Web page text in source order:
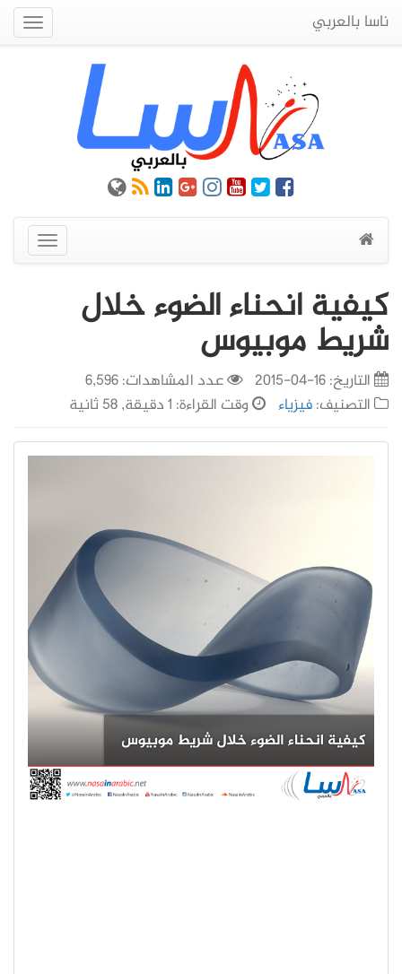
ناسا بالعربي
عرض
القائمة
كيفية انحناء الضوء خلال
شريط موبيوس
التاريخ:16-04-2015
عدد المشاهدات: 6,596
التصنيف:فيزياء وقت القراءة: 1 دقيقة, 58 ثانية